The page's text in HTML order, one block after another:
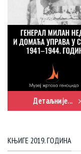
Детаљније...
КЊИГЕ 2019. ГОДИНА